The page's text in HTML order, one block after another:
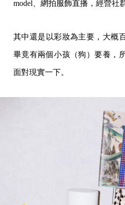
model、網拍服飾直播，經營社
其中還是以彩妝為主要，大概
畢竟有兩個小孩（狗）要養，
面對現實一下。